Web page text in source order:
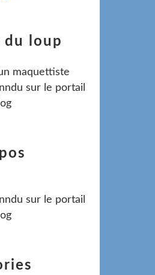
du loup
maquettiste
sur le portail
sur le portail